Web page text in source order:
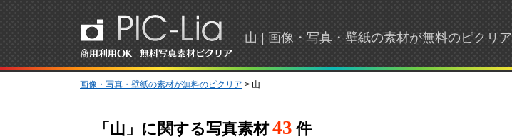
山 | 画像・写真・壁紙の素材が無料のピクリア
画像・写真・壁紙の素材が無料のピクリア > 山
「山」に関する写真素材 43 件